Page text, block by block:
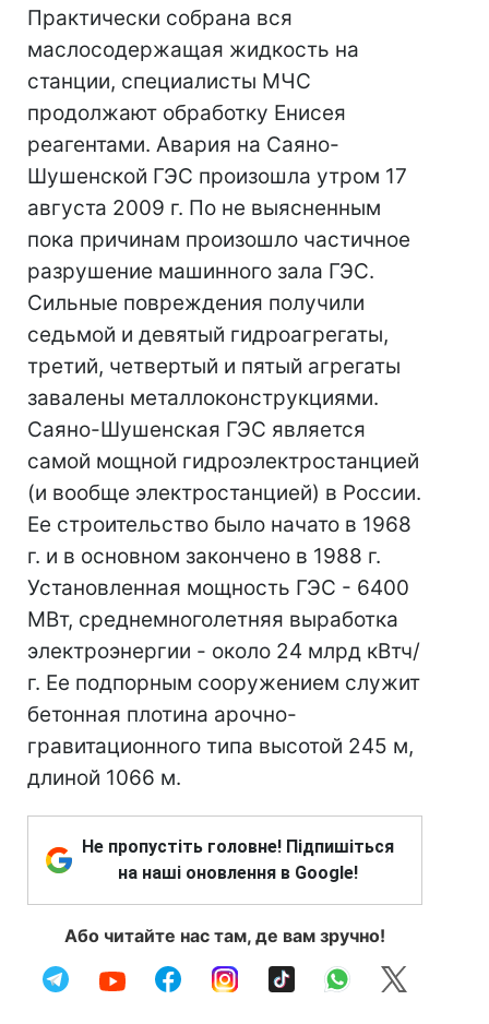
Практически собрана вся
маслосодержащая жидкость на
станции, специалисты МЧС
продолжают обработку Енисея
реагентами. Авария на Саяно-
Шушенской ГЭС произошла утром 17
августа 2009 г. По не выясненным
пока причинам произошло частичное
разрушение машинного зала ГЭС.
Сильные повреждения получили
седьмой и девятый гидроагрегаты,
третий, четвертый и пятый агрегаты
завалены металлоконструкциями.
Саяно-Шушенская ГЭС является
самой мощной гидроэлектростанцией
(и вообще электростанцией) в России.
Ее строительство было начато в 1968
г. и в основном закончено в 1988 г.
Установленная мощность ГЭС - 6400
МВт, среднемноголетняя выработка
электроэнергии - около 24 млрд кВтч/
г. Ее подпорным сооружением служит
бетонная плотина арочно-
гравитационного типа высотой 245 м,
длиной 1066 м.
Не пропустіть головне! Підпишіться
на наші оновлення в Google!
Або читайте нас там, де вам зручно!